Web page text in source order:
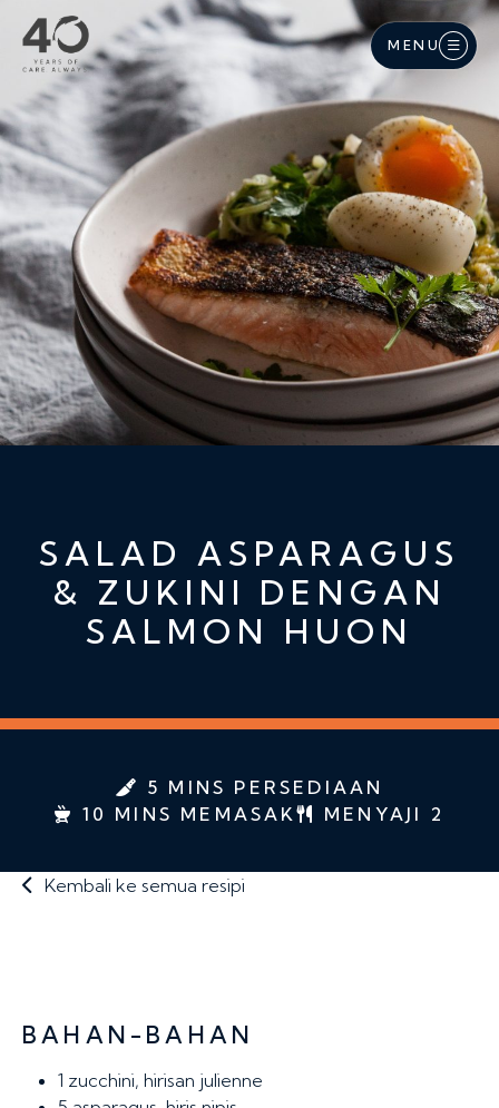
Langkau ke kandungan utama
MENU
SALAD ASPARAGUS
& ZUKINI DENGAN
SALMON HUON
5 MINS PERSEDIAAN
10 MINS MEMASAK
MENYAJI 2
Kembali ke semua resipi
BAHAN-BAHAN
1 zucchini, hirisan julienne